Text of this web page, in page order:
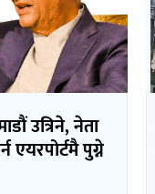
उत्रिने, नेता
एयरपोर्टमै पुग्ने